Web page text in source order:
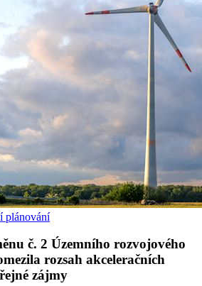
plánování
č. 2 Územního rozvojového
rozsah akceleračních
zájmy